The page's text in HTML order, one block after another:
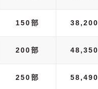
150部 38,200
200部 48,350
250部 58,490